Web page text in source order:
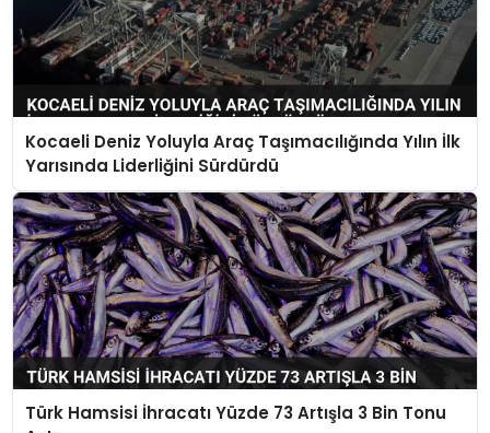
Kocaeli Deniz Yoluyla Araç Taşımacılığında Yılın İlk
Yarısında Liderliğini Sürdürdü
Türk Hamsisi İhracatı Yüzde 73 Artışla 3 Bin Tonu